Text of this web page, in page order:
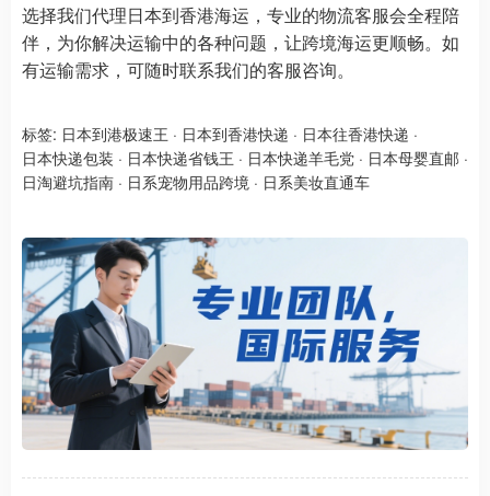
选择我们代理日本到香港海运，专业的物流客服会全程陪
伴，为你解决运输中的各种问题，让跨境海运更顺畅。如
有运输需求，可随时联系我们的客服咨询。
标签: 日本到港极速王 · 日本到香港快递 · 日本往香港快递 ·
日本快递包装 · 日本快递省钱王 · 日本快递羊毛党 · 日本母婴直邮 ·
日淘避坑指南 · 日系宠物用品跨境 · 日系美妆直通车